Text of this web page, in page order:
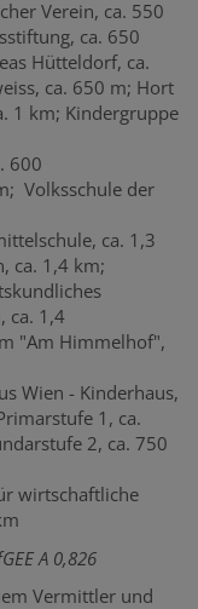
Verein, ca. 550
ca. 650
Hütteldorf, ca.
ca. 650 m; Hort
1 km; Kindergruppe
600
Volksschule der
ca. 1,3
ca. 1,4 km;
ca. 1,4
"Am Himmelhof",
Wien - Kinderhaus,
1, ca.
2, ca. 750
wirtschaftliche
A 0,826
Vermittler und